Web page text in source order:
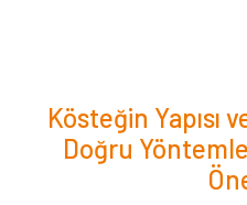
Kösteğin Yapısı
Doğru